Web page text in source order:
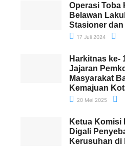
Operasi Toba
Belawan
Stasioner dan
17 Juli 2024
Harkitnas ke-
Jajaran
Masyarakat
Kemajuan
20 Mei 2025
Ketua Komisi
Digali
Kerusuhan di